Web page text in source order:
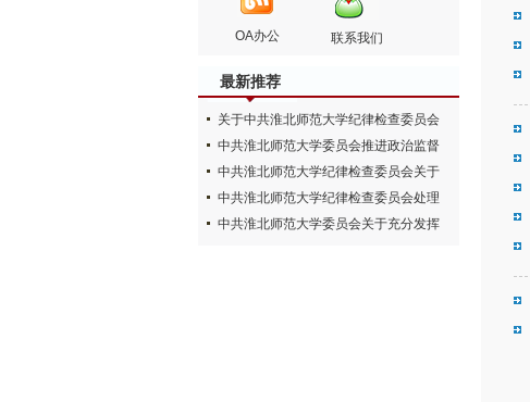
OA办公 联系我们
最新推荐
关于中共淮北师范大学纪律检查委员会
委员工作职责的若干规定
中共淮北师范大学委员会推进政治监督
具体化精准化常态化实…
中共淮北师范大学纪律检查委员会关于
加强日常监督的实施办法
中共淮北师范大学纪律检查委员会处理
信访举报工作办法
中共淮北师范大学委员会关于充分发挥